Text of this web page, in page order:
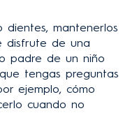
mantenerlos
disfrute de una
padre de un niño
tengas preguntas
ejemplo, cómo
cuando no